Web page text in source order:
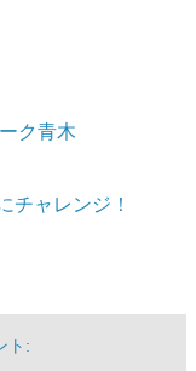
ク青木
チャレンジ！
ト: